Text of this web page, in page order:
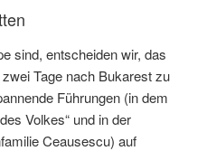
sind, entscheiden wir, das
Tage nach Bukarest zu
Führungen (in dem
Volkes“ und in der
Ceausescu) auf